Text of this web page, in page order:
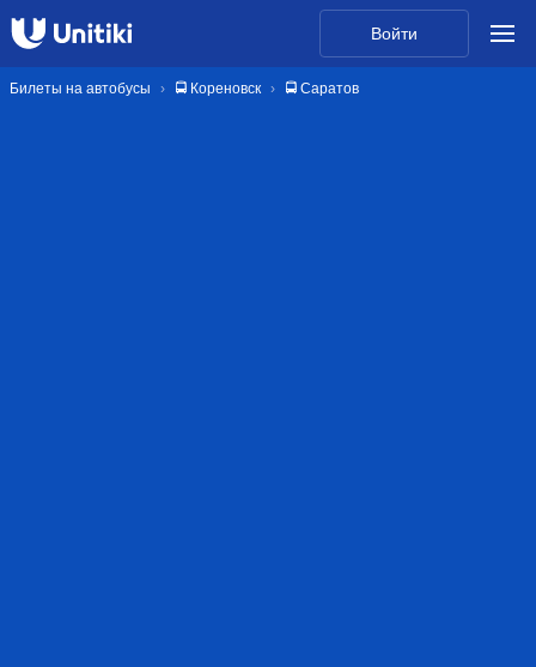
Войти
Билеты на автобусы 🚍 Кореновск 🚍 Саратов